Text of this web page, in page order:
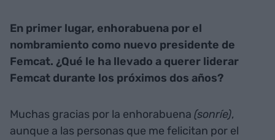
En primer lugar, enhorabuena por el
nombramiento como nuevo presidente de
Femcat. ¿Qué le ha llevado a querer liderar
Femcat durante los próximos dos años?
Muchas gracias por la enhorabuena (sonríe),
aunque a las personas que me felicitan por el